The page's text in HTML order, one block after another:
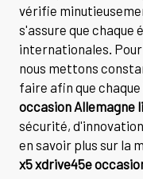
vérifie
s'assure que chaque
internationales.
nous mettons
faire afin que chaque
occasion Allemagne
sécurité,
en savoir plus sur la
x5 xdrive45e